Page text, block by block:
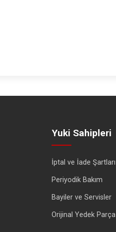
Yuki Sahipleri
İptal ve İade Şartları
Periyodik Bakım
Bayiler ve Servisler
Orijinal Yedek Parça